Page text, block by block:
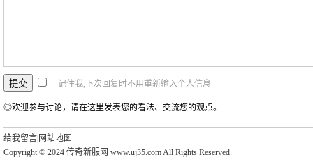
记住我,下次回复时不用重新输入个人信息
◎欢迎参与讨论，请在这里发表您的看法、交流您的观点。
给我留言 网站地图
Copyright © 2024 传奇新服网 www.uj35.com All Rights Reserved.